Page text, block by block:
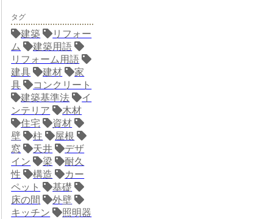
タグ
建築
リフォー
ム
建築用語
リフォーム用語
建具
建材
家
具
コンクリート
建築基準法
イ
ンテリア
木材
住宅
資材
壁
柱
屋根
窓
天井
デザ
イン
梁
耐久
性
構造
カー
ペット
基礎
床の間
外壁
キッチン
照明器